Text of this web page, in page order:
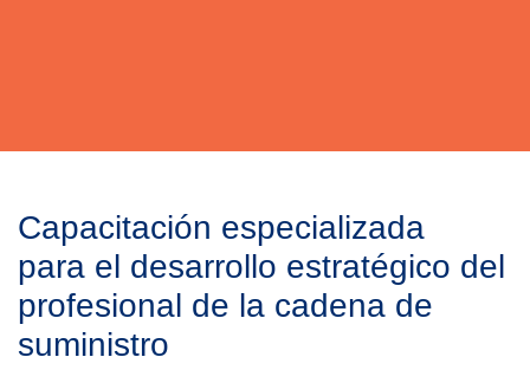
Capacitación especializada
para el desarrollo estratégico del
profesional de la cadena de
suministro